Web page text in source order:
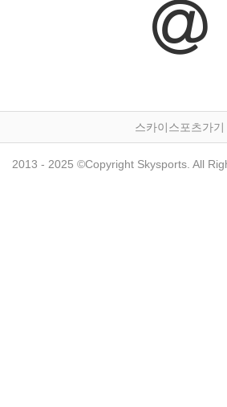
스카이스포츠가기
2013 - 2025 ©Copyright Skysports. All